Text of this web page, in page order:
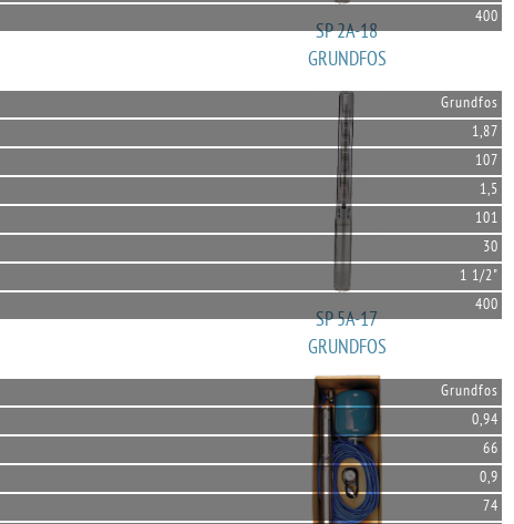
400
SP 2A-18
GRUNDFOS
Grundfos
1,87
107
1,5
101
30
1 1/2"
400
SP 5A-17
GRUNDFOS
Grundfos
0,94
66
0,9
74